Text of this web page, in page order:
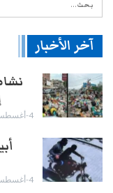
آخر الأخبار
4-أغسطس- 2026
4-أغسطس- 2026